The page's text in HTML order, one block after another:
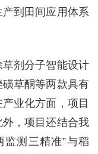
到田间应用体系
剂分子智能设计
草酮等两款具有
业化方面，项目
，项目还结合我
监测三精准”与稻